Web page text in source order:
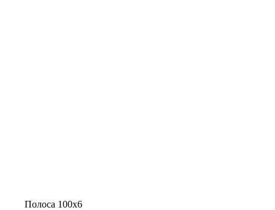
Полоса 100х6